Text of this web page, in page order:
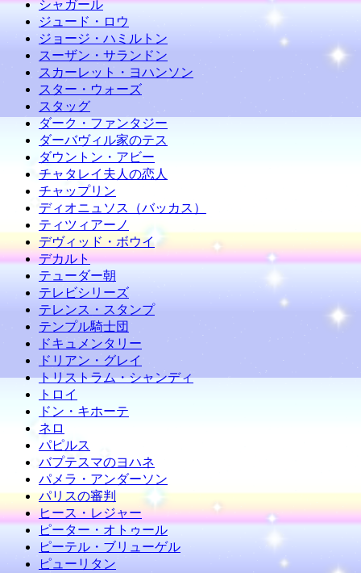
シャガール
ジュード・ロウ
ジョージ・ハミルトン
スーザン・サランドン
スカーレット・ヨハンソン
スター・ウォーズ
スタッグ
ダーク・ファンタジー
ダーバヴィル家のテス
ダウントン・アビー
チャタレイ夫人の恋人
チャップリン
ディオニュソス（バッカス）
ティツィアーノ
デヴィッド・ボウイ
デカルト
テューダー朝
テレビシリーズ
テレンス・スタンプ
テンプル騎士団
ドキュメンタリー
ドリアン・グレイ
トリストラム・シャンディ
トロイ
ドン・キホーテ
ネロ
パピルス
バプテスマのヨハネ
パメラ・アンダーソン
パリスの審判
ヒース・レジャー
ピーター・オトゥール
ピーテル・ブリューゲル
ピューリタン